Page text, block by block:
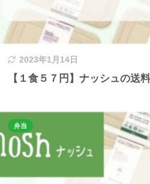
2023年1月14日
【１食５７円】ナッシュの送
弁当